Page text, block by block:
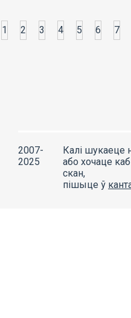
1 2 3 4 5 6 7
2007-
2025
Калі шукаеце
або хочаце
скан,
пішыце ў